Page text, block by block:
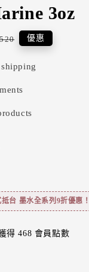
3oz
優惠
台 墨水全系列9折優惠！
得 468 會員點數